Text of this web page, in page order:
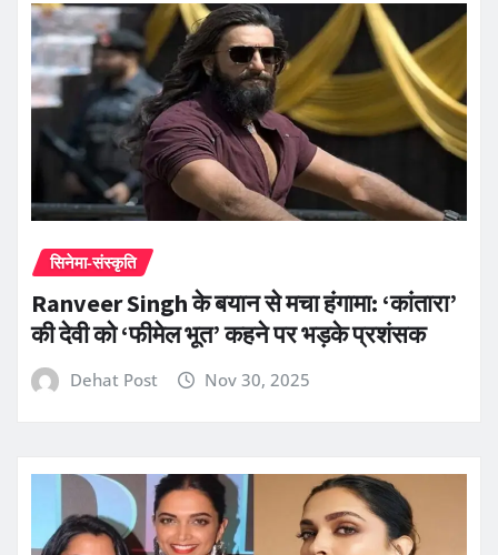
सिनेमा-संस्कृति
Ranveer Singh के बयान से मचा हंगामा: ‘कांतारा’
की देवी को ‘फीमेल भूत’ कहने पर भड़के प्रशंसक
Dehat Post Nov 30, 2025